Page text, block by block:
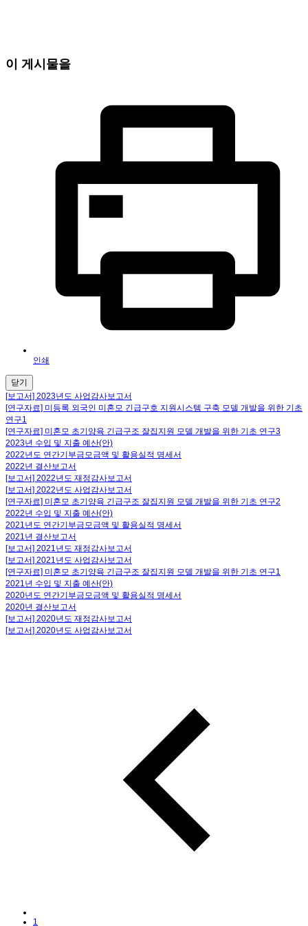
이 게시물을
인쇄
닫기
[보고서] 2023년도 사업감사보고서
[연구자료] 미등록 외국인 미혼모 긴급구호 지원시스템 구축 모델 개발을 위한 기초
연구1
[연구자료] 미혼모 초기양육 긴급구조 잘집지원 모델 개발을 위한 기초 연구3
2023년 수입 및 지출 예산(안)
2022년도 연간기부금모금액 및 활용실적 명세서
2022년 결산보고서
[보고서] 2022년도 재정감사보고서
[보고서] 2022년도 사업감사보고서
[연구자료] 미혼모 초기양육 긴급구조 잘집지원 모델 개발을 위한 기초 연구2
2022년 수입 및 지출 예산(안)
2021년도 연간기부금모금액 및 활용실적 명세서
2021년 결산보고서
[보고서] 2021년도 재정감사보고서
[보고서] 2021년도 사업감사보고서
[연구자료] 미혼모 초기양육 긴급구조 잘집지원 모델 개발을 위한 기초 연구1
2021년 수입 및 지출 예산(안)
2020년도 연간기부금모금액 및 활용실적 명세서
2020년 결산보고서
[보고서] 2020년도 재정감사보고서
[보고서] 2020년도 사업감사보고서
1